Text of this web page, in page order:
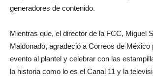
generadores de contenido.
Mientras que, el director de la FCC, Miguel
Maldonado, agradeció a Correos de México
evento al plantel y celebrar con las
la historia como lo es el Canal 11 y la